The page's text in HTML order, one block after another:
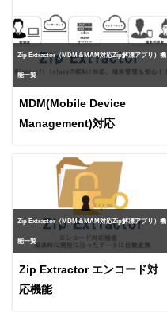
Zip Extractor（MDM＆MAM対応Zip解凍アプリ）機
能一覧
MDM(Mobile Device
Management)対応
Zip Extractor（MDM＆MAM対応Zip解凍アプリ）機
能一覧
Zip Extractor エンコード対
応機能